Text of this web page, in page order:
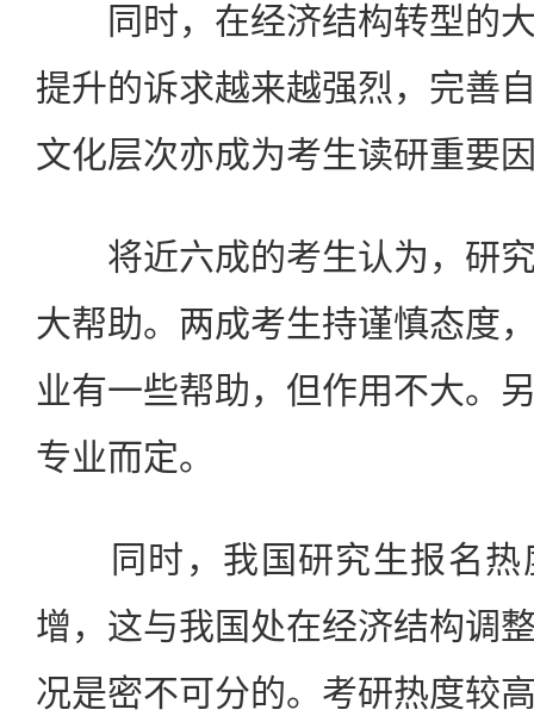
同时，在经济结构转型的大
提升的诉求越来越强烈，完善
文化层次亦成为考生读研重要
将近六成的考生认为，研究
大帮助。两成考生持谨慎态度
业有一些帮助，但作用不大。
专业而定。
同时，我国研究生报名热
增，这与我国处在经济结构调
况是密不可分的。考研热度较